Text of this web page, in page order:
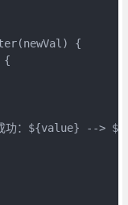
{
{
：${value} -->